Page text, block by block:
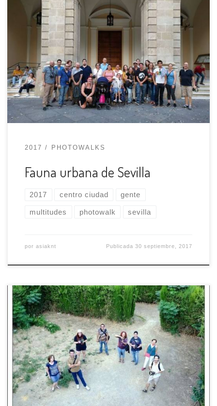
¡Estamos de vuelta! Después del verano
volvemos con ganas de fotos y, en esta ocasión,
vamos a recorrer el centro de Sevilla prestando
atención a las multitudes y al ambiente que
habrá en las calles de la ciudad. La idea principal
es no evitar a los viandantes sino integrarlos en
[…]
2017 PHOTOWALKS
Fauna urbana de Sevilla
2017 centro ciudad gente
multitudes photowalk sevilla
por asiaknt Publicada30 septiembre, 2017
El tercer photowalk surge a partir de una idea de
Quique y nos vamos a fotografiar dos jardines
en la isla de La Cartuja. El recorrido empezará
junto a la entrada principal de Isla Mágica y
visitaremos primero el jardin del Guadalquivir
para terminar en el jardín de América. Tema […]